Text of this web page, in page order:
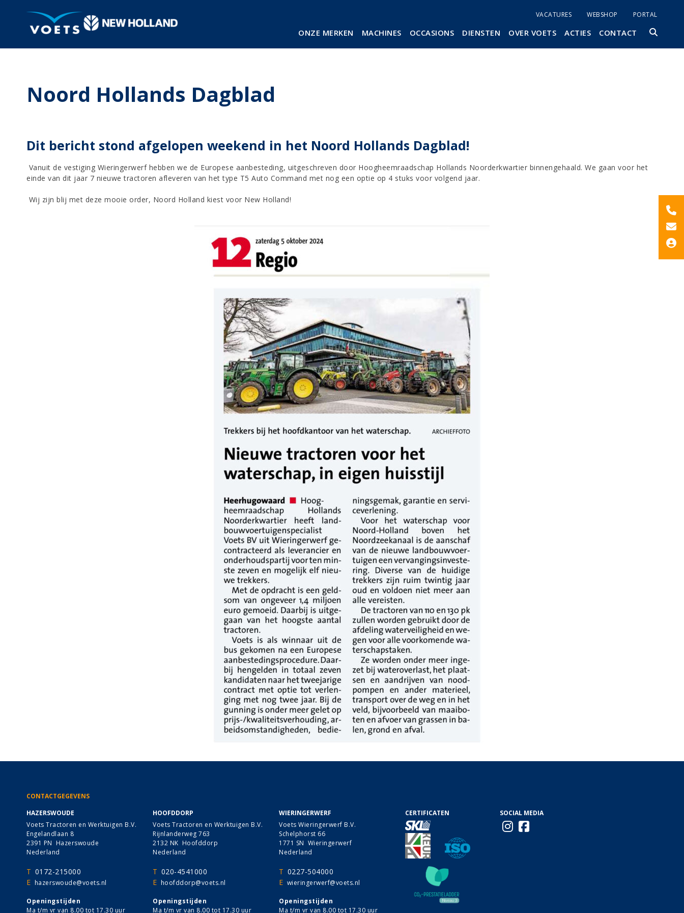
VACATURES WEBSHOP PORTAL
ONZE MERKEN MACHINES OCCASIONS DIENSTEN OVER VOETS ACTIES CONTACT
Noord Hollands Dagblad
Dit bericht stond afgelopen weekend in het Noord Hollands Dagblad!
Vanuit de vestiging Wieringerwerf hebben we de Europese aanbesteding, uitgeschreven door Hoogheemraadschap Hollands Noorderkwartier binnengehaald. We gaan voor het
einde van dit jaar 7 nieuwe tractoren afleveren van het type T5 Auto Command met nog een optie op 4 stuks voor volgend jaar.
Wij zijn blij met deze mooie order, Noord Holland kiest voor New Holland!
CONTACTGEGEVENS
HAZERSWOUDE
Voets Tractoren en Werktuigen B.V.
Engelandlaan 8
2391 PN Hazerswoude
Nederland
T 0172-215000
E hazerswoude@voets.nl
Openingstijden
Ma t/m vr van 8.00 tot 17.30 uur
HOOFDDORP
Voets Tractoren en Werktuigen B.V.
Rijnlanderweg 763
2132 NK Hoofddorp
Nederland
T 020-4541000
E hoofddorp@voets.nl
Openingstijden
Ma t/m vr van 8.00 tot 17.30 uur
WIERINGERWERF
Voets Wieringerwerf B.V.
Schelphorst 66
1771 SN Wieringerwerf
Nederland
T 0227-504000
E wieringerwerf@voets.nl
Openingstijden
Ma t/m vr van 8.00 tot 17.30 uur
CERTIFICATEN SOCIAL MEDIA